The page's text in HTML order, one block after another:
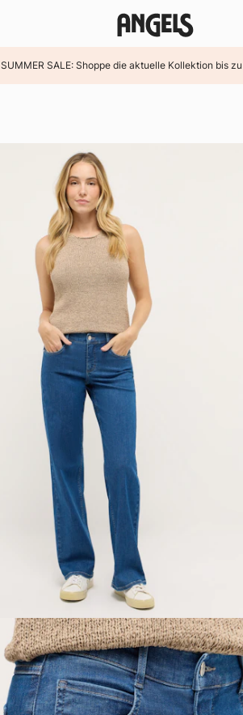
SUMMER SALE: Shoppe die aktuelle Kollektion bis